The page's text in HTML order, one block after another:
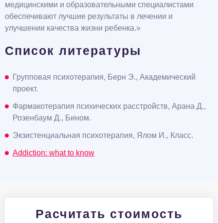
медицинскими и образовательными специалистами
обеспечивают лучшие результаты в лечении и
улучшении качества жизни ребенка.»
Список литературы
Групповая психотерапия, Берн Э., Академический
проект.
Фармакотерапия психических расстройств, Арана Д.,
Розенбаум Д., Бином.
Экзистенциальная психотерапия, Ялом И., Класс.
Addiction: what to know
Расчитать стоимость